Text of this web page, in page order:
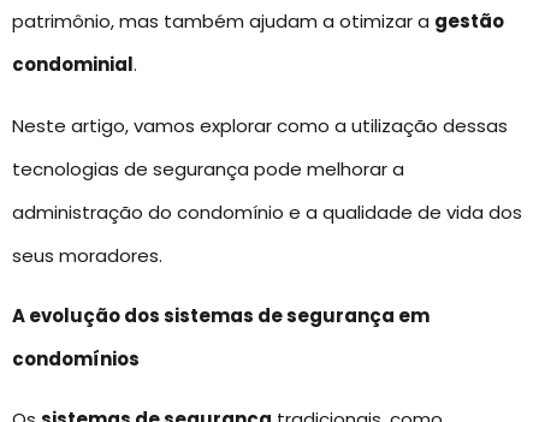
patrimônio, mas também ajudam a otimizar a gestão
condominial.
Neste artigo, vamos explorar como a utilização dessas
tecnologias de segurança pode melhorar a
administração do condomínio e a qualidade de vida dos
seus moradores.
A evolução dos sistemas de segurança em
condomínios